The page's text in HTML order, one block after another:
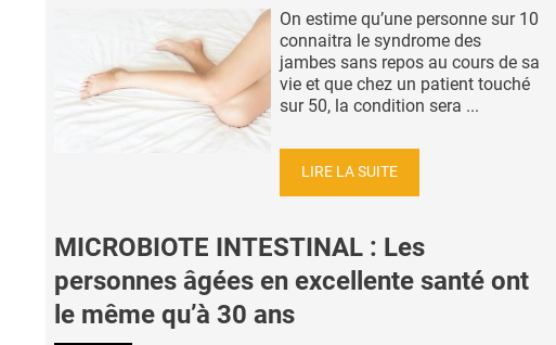
On estime qu’une personne sur 10
connaitra le syndrome des
jambes sans repos au cours de sa
vie et que chez un patient touché
sur 50, la condition sera ...
LIRE LA SUITE
MICROBIOTE INTESTINAL : Les
personnes âgées en excellente santé ont
le même qu’à 30 ans